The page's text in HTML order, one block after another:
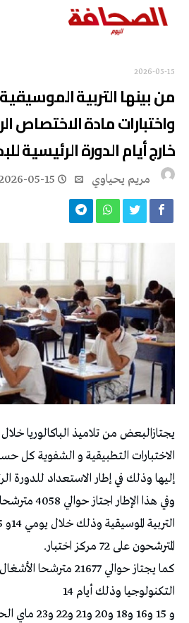
2026-05-15
من بينها التربية
واختبارات مادة الاختصاص
خارج أيام الدورة الرئيسية
مريم يحياوي 05-15
يجتازالبعض من تلاميذ الباكالوريا
الاختبارات التطبيقية و الشفوية كل
إليها وذلك في إطار الاستعداد للدورة
وفي هذا
المترشحون على 72 مركز اختبار.
كما يجتاز حوالي 21677
التكنولوجيا وذلك أيام 14
و 15 و16 و18